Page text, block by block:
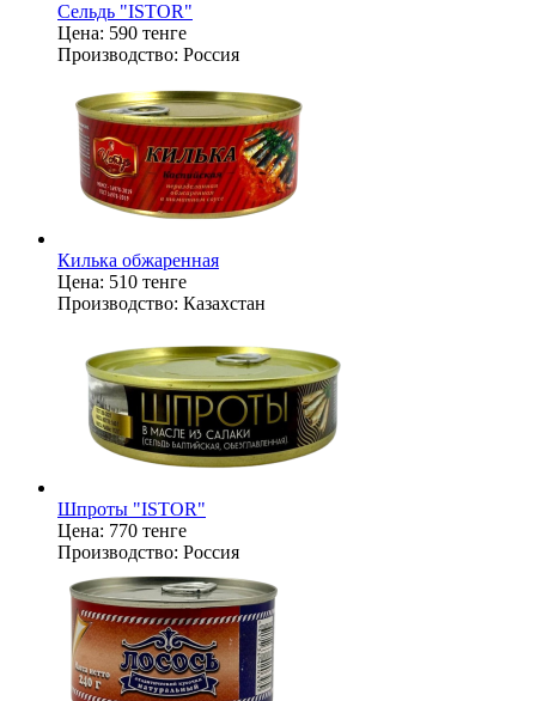
Сельдь "ISTOR"
Цена: 590 тенге
Производство: Россия
Килька обжаренная
Цена: 510 тенге
Производство: Казахстан
Шпроты "ISTOR"
Цена: 770 тенге
Производство: Россия